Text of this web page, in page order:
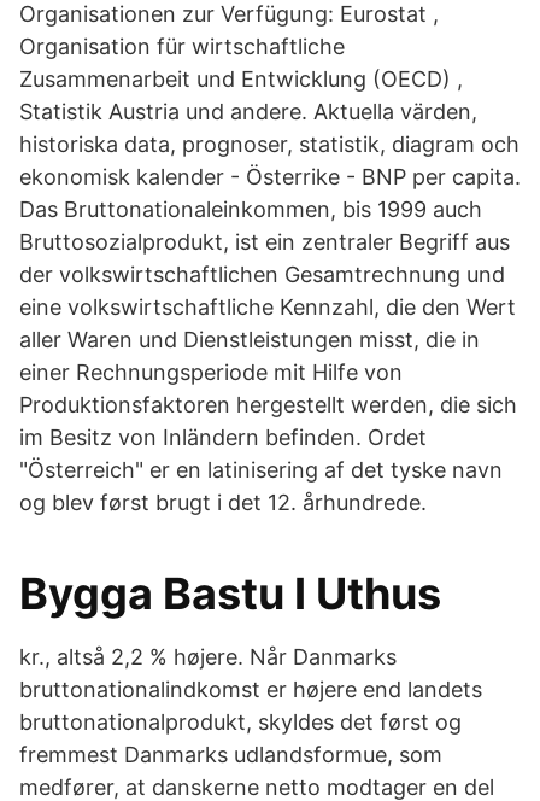
Organisationen zur Verfügung: Eurostat ,
Organisation für wirtschaftliche
Zusammenarbeit und Entwicklung (OECD) ,
Statistik Austria und andere. Aktuella värden,
historiska data, prognoser, statistik, diagram och
ekonomisk kalender - Österrike - BNP per capita.
Das Bruttonationaleinkommen, bis 1999 auch
Bruttosozialprodukt, ist ein zentraler Begriff aus
der volkswirtschaftlichen Gesamtrechnung und
eine volkswirtschaftliche Kennzahl, die den Wert
aller Waren und Dienstleistungen misst, die in
einer Rechnungsperiode mit Hilfe von
Produktionsfaktoren hergestellt werden, die sich
im Besitz von Inländern befinden. Ordet
"Österreich" er en latinisering af det tyske navn
og blev først brugt i det 12. århundrede.
Bygga Bastu I Uthus
kr., altså 2,2 % højere. Når Danmarks
bruttonationalindkomst er højere end landets
bruttonationalprodukt, skyldes det først og
fremmest Danmarks udlandsformue, som
medfører, at danskerne netto modtager en del